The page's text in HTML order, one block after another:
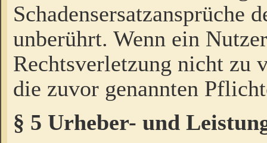
Schadensersatzansprüche
unberührt. Wenn ein
Rechtsverletzung nicht zu
die zuvor genannten
§ 5 Urheber- und